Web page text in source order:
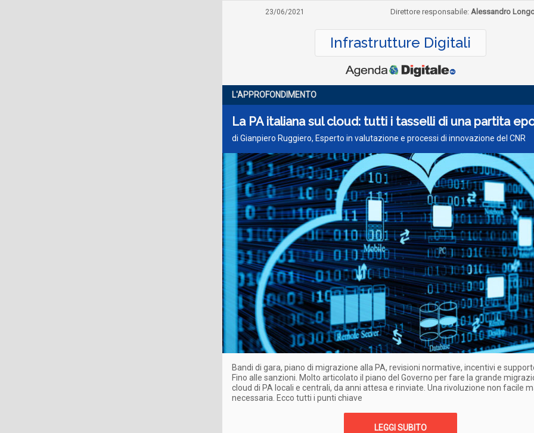
23/06/2021 Direttore responsabile: Alessandro
Infrastrutture Digitali
L'APPROFONDIMENTO
La PA italiana sul cloud: tutti i tasselli di una partita
di Gianpiero Ruggiero, Esperto in valutazione e processi di innovazione del CNR
Bandi di gara, piano di migrazione alla PA, revisioni normative, incentivi e
Fino alle sanzioni. Molto articolato il piano del Governo per fare la grande
cloud di PA locali e centrali, da anni attesa e rinviate. Una rivoluzione non facile
necessaria. Ecco tutti i punti chiave
LEGGI SUBITO